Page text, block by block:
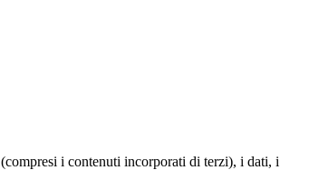
i contenuti incorporati di terzi), i dati, i